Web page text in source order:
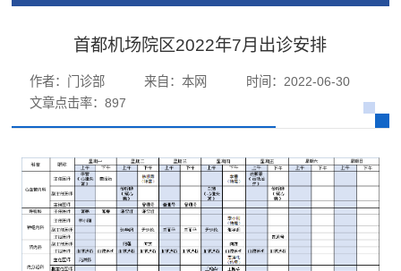
首都机场院区2022年7月出诊安排
作者：门诊部 来自：本网
时间：2022-06-30
文章点击率：897